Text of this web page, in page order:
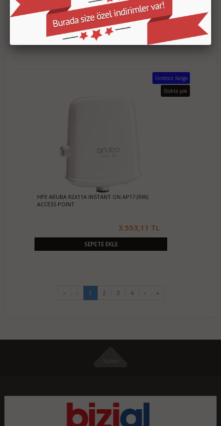
4.114,30 TL
SEPETE EKLE
Ücretsiz Kargo
Stokta yok
HPE ARUBA R2X11A INSTANT ON AP17 (RW)
ACCESS POINT
3.553,11 TL
SEPETE EKLE
« ‹ 1 2 3 4 › »